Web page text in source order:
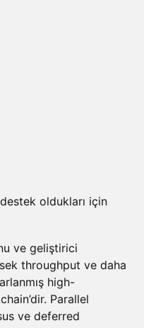
oldukları için
ve geliştirici
throughput ve daha
high-
Parallel
ve deferred